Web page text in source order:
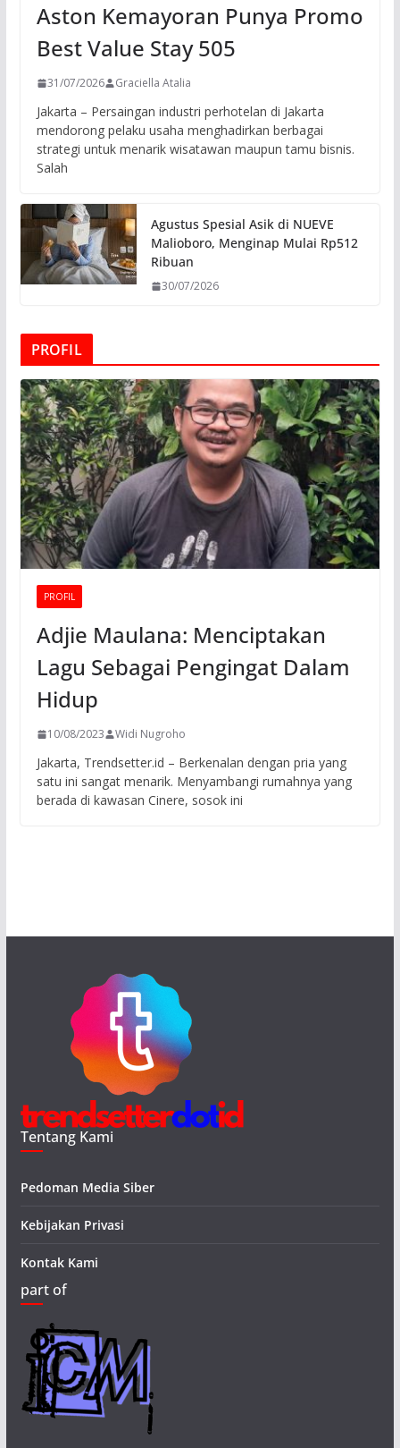
Aston Kemayoran Punya Promo
Best Value Stay 505
31/07/2026 Graciella Atalia
Jakarta – Persaingan industri perhotelan di Jakarta
mendorong pelaku usaha menghadirkan berbagai
strategi untuk menarik wisatawan maupun tamu bisnis.
Salah
Agustus Spesial Asik di NUEVE
Malioboro, Menginap Mulai Rp512
Ribuan
30/07/2026
PROFIL
PROFIL
Adjie Maulana: Menciptakan
Lagu Sebagai Pengingat Dalam
Hidup
10/08/2023 Widi Nugroho
Jakarta, Trendsetter.id – Berkenalan dengan pria yang
satu ini sangat menarik. Menyambangi rumahnya yang
berada di kawasan Cinere, sosok ini
Tentang Kami
Pedoman Media Siber
Kebijakan Privasi
Kontak Kami
part of